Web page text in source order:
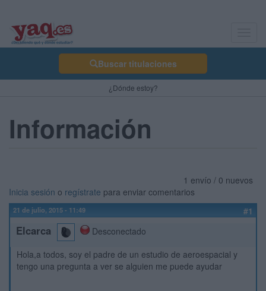
Buscar titulaciones
¿Dónde estoy?
Información
1 envío / 0 nuevos
Inicia sesión o regístrate para enviar comentarios
21 de julio, 2015 - 11:49 #1
Elcarca
Desconectado
Hola,a todos, soy el padre de un estudio de aeroespacial y
tengo una pregunta a ver se alguien me puede ayudar